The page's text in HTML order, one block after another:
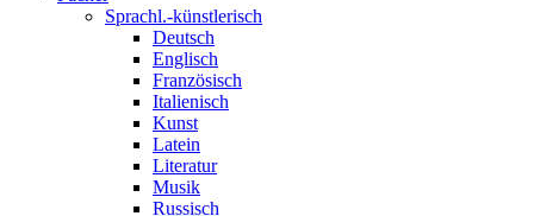
Sprachl.-künstlerisch
Deutsch
Englisch
Französisch
Italienisch
Kunst
Latein
Literatur
Musik
Russisch